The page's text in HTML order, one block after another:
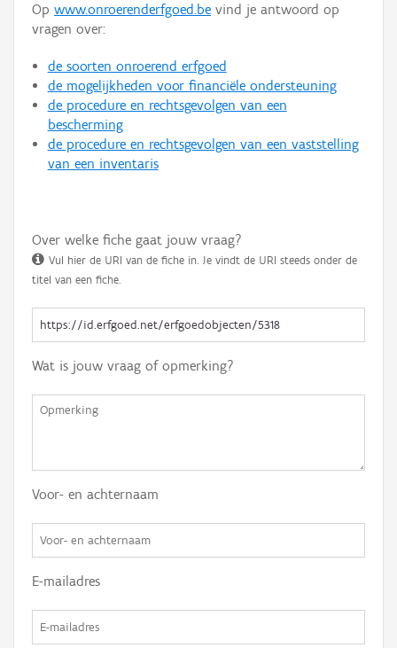
Op www.onroerenderfgoed.be vind je antwoord op
vragen over:
de soorten onroerend erfgoed
de mogelijkheden voor financiële ondersteuning
de procedure en rechtsgevolgen van een
bescherming
de procedure en rechtsgevolgen van een vaststelling
van een inventaris
Over welke fiche gaat jouw vraag?
Vul hier de URI van de fiche in. Je vindt de URI steeds onder de
titel van een fiche.
Wat is jouw vraag of opmerking?
Voor- en achternaam
E-mailadres